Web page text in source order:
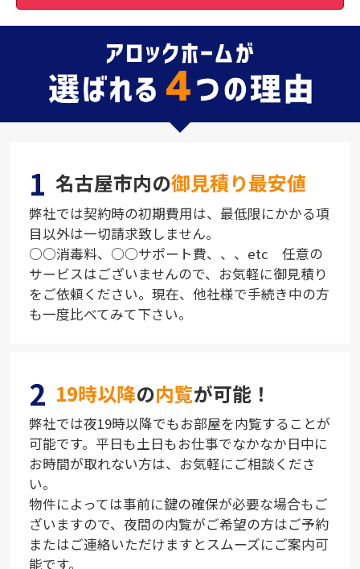
1 名古屋市内の御見積り最安値
弊社では契約時の初期費用は、最低限にかかる項
目以外は一切請求致しません。
○○消毒料、○○サポート費、、、etc 任意の
サービスはございませんので、お気軽に御見積り
をご依頼ください。現在、他社様で手続き中の方
も一度比べてみて下さい。
2 19時以降の内覧が可能！
弊社では夜19時以降でもお部屋を内覧することが
可能です。平日も土日もお仕事でなかなか日中に
お時間が取れない方は、お気軽にご相談くださ
い。
物件によっては事前に鍵の確保が必要な場合もご
ざいますので、夜間の内覧がご希望の方はご予約
またはご連絡いただけますとスムーズにご案内可
能です。